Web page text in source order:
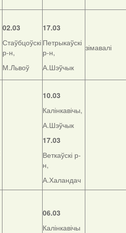
02.03
Стаўбцоўскі
р-н,
М.Львоў
17.03
Петрыкаўскі
р-н,
А.Шэўчык
зімавалі
10.03
Калінкавічы,
А.Шэўчык
17.03
Веткаўскі р-
н,
А.Халандач
06.03
Калінкавічы